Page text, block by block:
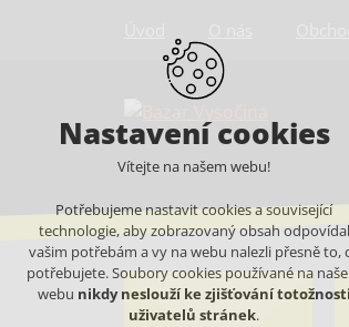
Nastavení cookies
Vítejte na našem webu!
Potřebujeme nastavit cookies a související
technologie, aby zobrazovaný obsah odpovídal
vašim potřebám a vy na webu nalezli přesně to,
potřebujete. Soubory cookies používané na
webu nikdy neslouží ke zjišťování totožnosti
uživatelů stránek.